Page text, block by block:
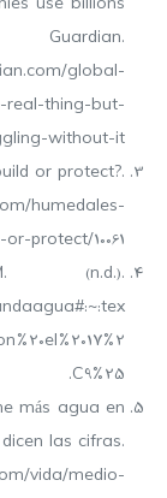
use billions
global-
real-thing-but-
without-it
or protect?.
humedales-
protect/10061/
(n.d.).
C9%25.
más agua en
las cifras.
vida/medio-